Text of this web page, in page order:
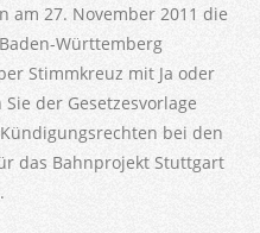
am 27. November 2011 die
Württemberg
Stimmkreuz mit Ja oder
der Gesetzesvorlage
bei den
das Bahnprojekt Stuttgart